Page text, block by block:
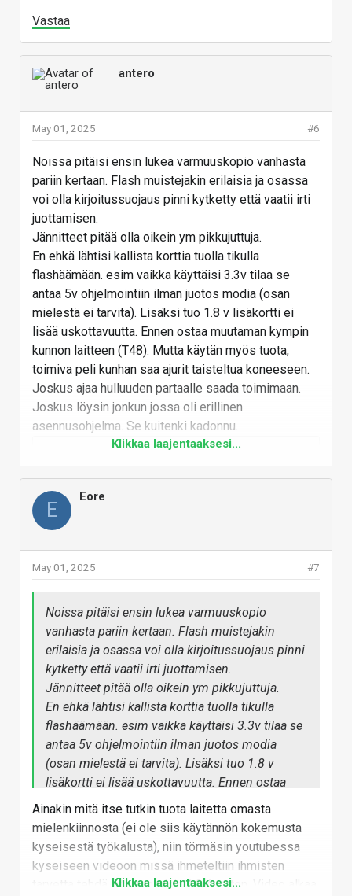
Vastaa
antero
#6
May 01, 2025
Noissa pitäisi ensin lukea varmuuskopio vanhasta
pariin kertaan. Flash muistejakin erilaisia ja osassa
voi olla kirjoitussuojaus pinni kytketty että vaatii irti
juottamisen.
Jännitteet pitää olla oikein ym pikkujuttuja.
En ehkä lähtisi kallista korttia tuolla tikulla
flashäämään. esim vaikka käyttäisi 3.3v tilaa se
antaa 5v ohjelmointiin ilman juotos modia (osan
mielestä ei tarvita). Lisäksi tuo 1.8 v lisäkortti ei
lisää uskottavuutta. Ennen ostaa muutaman kympin
kunnon laitteen (T48). Mutta käytän myös tuota,
toimiva peli kunhan saa ajurit taisteltua koneeseen.
Joskus ajaa hulluuden partaalle saada toimimaan.
Joskus löysin jonkun jossa oli erillinen
asennusohjelma. Se kuitenki kadonnu.
XGECU T48 Programmer 56
www.aliexpress.com
Aliexpressistä ostaminen on siiten oma taiteenlaji,
puhelimella saa parhaat alennukset ja hinnat on
yleensä halvimmillaan alkukuusta. Lisäksi on
lapsellinen kolikkojen keräystapa, sitten kolikko
sivulta tuotetta hakemalla voi löytää kohtuu hintaan.
Noin 45€ on ok + piuha joita kannattaa ostella
muutama kun ei niin tasalaatuisia ole, kaikki joissa
sopiva liitin käy. Nämä nykyisin noin 3-4€
download software or data sheet about TL866 and
ET7190
wiki/en/hardware-
programmer-ch341a-
voltage-fix.md at master ·
Klikkaa laajentaaksesi...
E
Eore
#7
May 01, 2025
Noissa pitäisi ensin lukea varmuuskopio
vanhasta pariin kertaan. Flash muistejakin
erilaisia ja osassa voi olla kirjoitussuojaus pinni
kytketty että vaatii irti juottamisen.
Jännitteet pitää olla oikein ym pikkujuttuja.
En ehkä lähtisi kallista korttia tuolla tikulla
flashäämään. esim vaikka käyttäisi 3.3v tilaa se
antaa 5v ohjelmointiin ilman juotos modia
(osan mielestä ei tarvita). Lisäksi tuo 1.8 v
lisäkortti ei lisää uskottavuutta. Ennen ostaa
muutaman kympin kunnon laitteen (T48). Mutta
käytän myös tuota, toimiva peli kunhan saa
ajurit taisteltua koneeseen. Joskus ajaa
hulluuden partaalle saada toimimaan.
Joskus löysin jonkun jossa oli erillinen
Ainakin mitä itse tutkin tuota laitetta omasta
mielenkiinnosta (ei ole siis käytännön kokemusta
kyseisestä työkalusta), niin törmäsin youtubessa
kyseiseen videoon missä ihmeteltiin ihmisten
tarvetta tehdä jotain modeja 3,3V varten. Video alkaa
Klikkaa laajentaaksesi...